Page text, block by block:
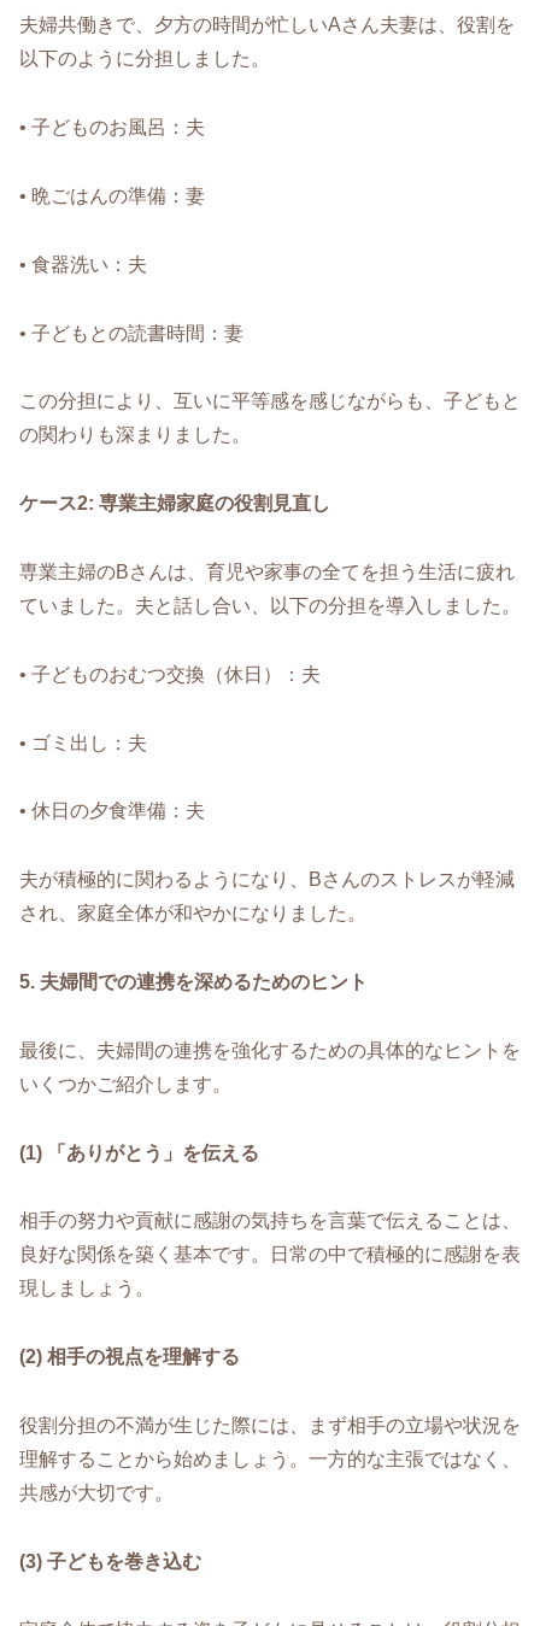
夫婦共働きで、夕方の時間が忙しいAさん夫妻は、役割を
以下のように分担しました。
• 子どものお風呂：夫
• 晩ごはんの準備：妻
• 食器洗い：夫
• 子どもとの読書時間：妻
この分担により、互いに平等感を感じながらも、子どもと
の関わりも深まりました。
ケース2: 専業主婦家庭の役割見直し
専業主婦のBさんは、育児や家事の全てを担う生活に疲れ
ていました。夫と話し合い、以下の分担を導入しました。
• 子どものおむつ交換（休日）：夫
• ゴミ出し：夫
• 休日の夕食準備：夫
夫が積極的に関わるようになり、Bさんのストレスが軽減
され、家庭全体が和やかになりました。
5. 夫婦間での連携を深めるためのヒント
最後に、夫婦間の連携を強化するための具体的なヒントを
いくつかご紹介します。
(1) 「ありがとう」を伝える
相手の努力や貢献に感謝の気持ちを言葉で伝えることは、
良好な関係を築く基本です。日常の中で積極的に感謝を表
現しましょう。
(2) 相手の視点を理解する
役割分担の不満が生じた際には、まず相手の立場や状況を
理解することから始めましょう。一方的な主張ではなく、
共感が大切です。
(3) 子どもを巻き込む